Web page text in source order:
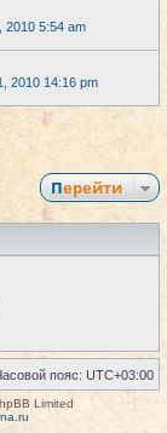
2010 5:54 am
2010 14:16 pm
Перейти
пояс: UTC+03:00
Limited